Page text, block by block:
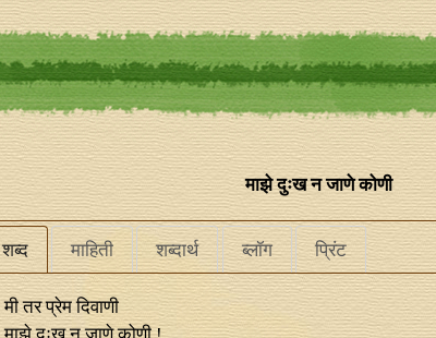
माझे दुःख न जाणे कोणी
शब्द माहिती शब्दार्थ ब्लॉग प्रिंट
मी तर प्रेम दिवाणी
माझे दुःख न जाणे कोणी !